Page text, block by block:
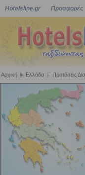
Hotelsline.gr Προσφορές
Αρχική Ελλάδα Προτάσεις